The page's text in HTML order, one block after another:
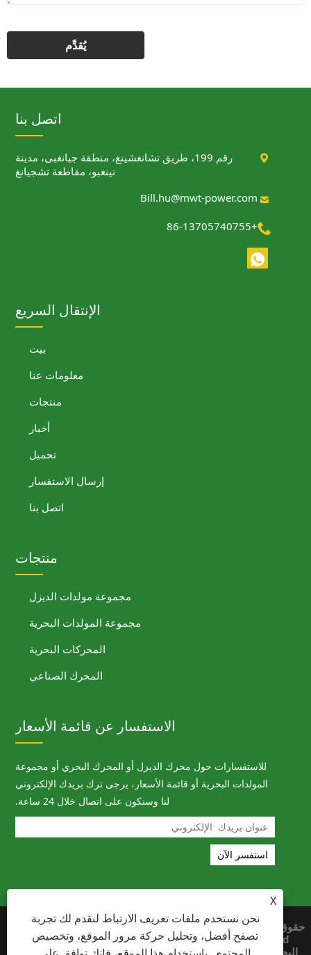
X
نحن نستخدم ملفات تعريف الارتباط لنقدم لك تجربة
تصفح أفضل، وتحليل حركة مرور الموقع، وتخصيص
اتصل بنا

رقم 199، طريق تشانغشينغ، منطقة جيانغبى، مدينة
نينغبو، مقاطعة تشجيانغ

Bill.hu@mwt-power.com

+86-13705740755
الإنتقال السريع
بيت
معلومات عنا
منتجات
أخبار
تحميل
إرسال الاستفسار
اتصل بنا
منتجات
مجموعة مولدات الديزل
مجموعة المولدات البحرية
المحركات البحرية
المحرك الصناعي
الاستفسار عن قائمة الأسعار
للاستفسارات حول محرك الديزل أو المحرك البحري أو مجموعة
المولدات البحرية أو قائمة الأسعار، يرجى ترك بريدك الإلكتروني
لنا وسنكون على اتصال خلال 24 ساعة.
حقوق الطبع والنشر © 2023 Ningbo Megawatt
Machinery Co., Ltd. - محرك الديزل، المحرك
البحري، مجموعة المولدات البحرية - جميع الحقوق
Sitemap